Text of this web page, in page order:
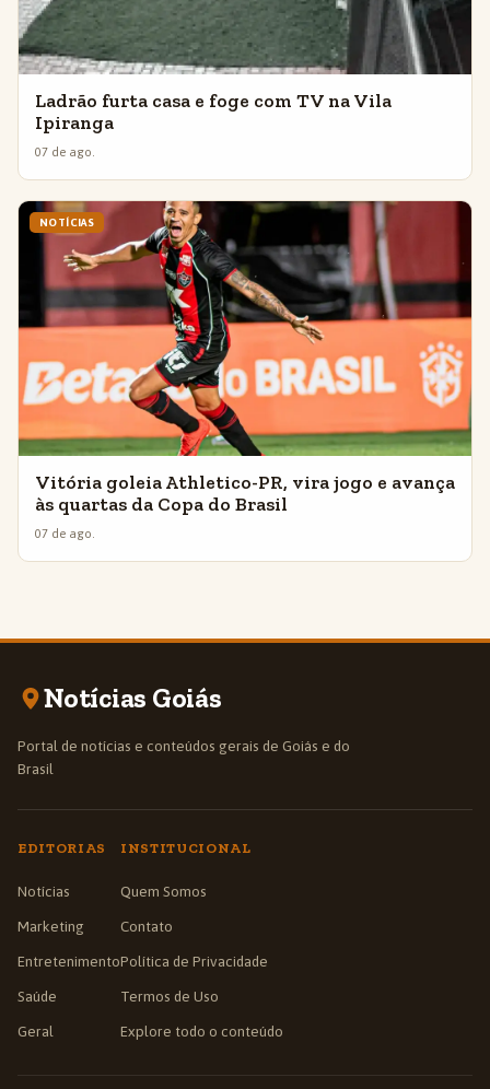
Ladrão furta casa e foge com TV na Vila
Ipiranga
07 de ago.
NOTÍCIAS
Vitória goleia Athletico-PR, vira jogo e avança
às quartas da Copa do Brasil
07 de ago.
Notícias Goiás
Portal de notícias e conteúdos gerais de Goiás e do
Brasil
EDITORIAS
Notícias
Marketing
Entretenimento
Saúde
Geral
INSTITUCIONAL
Quem Somos
Contato
Política de Privacidade
Termos de Uso
Explore todo o conteúdo